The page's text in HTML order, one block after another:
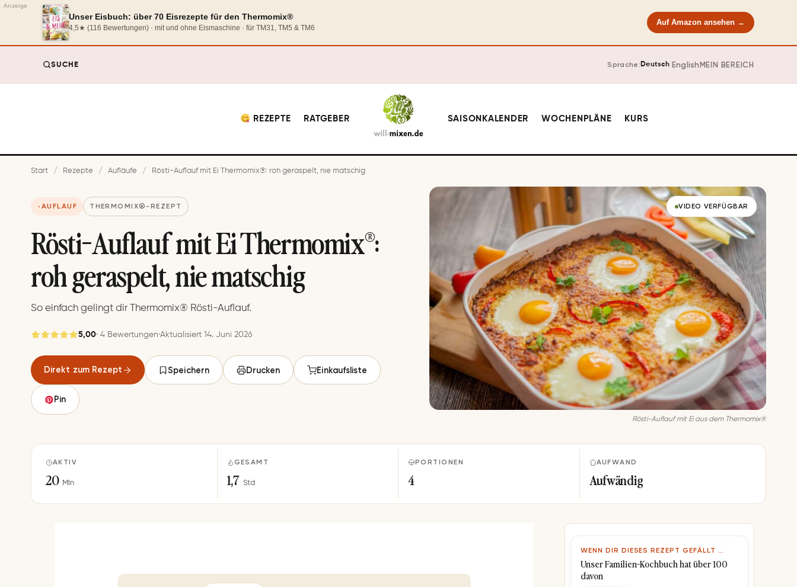
Anzeige
Unser Eisbuch: über 70 Eisrezepte für den Thermomix®
4,5★ (116 Bewertungen) · mit und ohne Eismaschine · für TM31, TM5 & TM6
Auf Amazon ansehen →
SUCHE Sprache:Deutsch· EnglishMEIN BEREICH
REZEPTE RATGEBER SAISONKALENDER WOCHENPLÄNE KURS
Start / Rezepte / Aufläufe / Rösti-Auflauf mit Ei Thermomix®: roh geraspelt, nie matschig
AUFLAUF THERMOMIX®-REZEPT
Rösti-Auflauf mit Ei Thermomix®:
roh geraspelt, nie matschig
So einfach gelingt dir Thermomix® Rösti-Auflauf.
5,00· 4 Bewertungen·Aktualisiert 14. Juni 2026
Direkt zum Rezept
Gespeichert
Speichern
Speichern Drucken Einkaufsliste
Pin
VIDEO VERFÜGBAR
Rösti-Auflauf mit Ei aus dem Thermomix®
AKTIV
20 Min
GESAMT
1,7 Std
PORTIONEN
4
AUFWAND
Aufwändig
WENN DIR DIESES REZEPT GEFÄLLT …
Unser Familien-Kochbuch hat über 100
davon